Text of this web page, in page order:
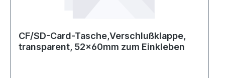
CF/SD-Card-Tasche,Verschlußklappe,
transparent, 52x60mm zum Einkleben